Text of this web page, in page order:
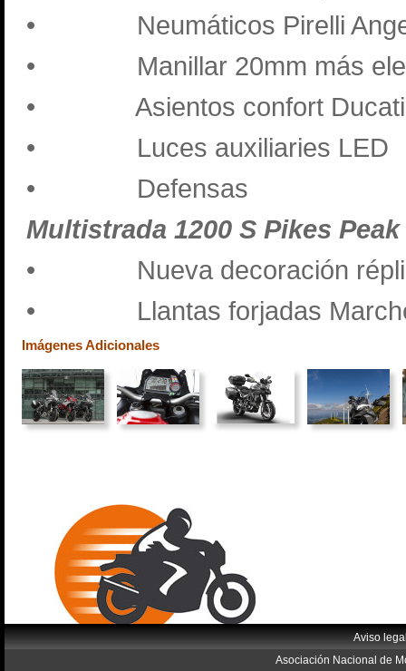
•
Neumáticos Pirelli
•
Manillar 20mm más
•
Asientos confort
•
Luces auxiliaries LED
•
Defensas
Multistrada 1200 S Pikes Peak
•
Nueva decoración
•
Llantas forjadas
Imágenes Adicionales
Aviso
Asociación Nacional de